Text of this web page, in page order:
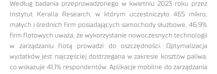
Według badania przeprowadzonego w kwietniu 2023 roku przez
Instytut Keralla Research, w którym uczestniczyło 465 mikro,
małych i średnich firm posiadających samochody służbowe, 46,9%
firm flotowych uważa, że wykorzystanie nowoczesnych technologii
w zarządzaniu flotą prowadzi do oszczędności. Optymalizacja
wydatków jest najczęściej dostrzegana w zakresie kosztów paliwa,
co wskazuje 41,1% respondentów. Aplikacje mobilne do zarządzania